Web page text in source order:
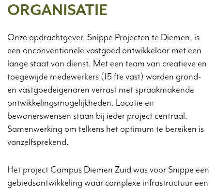
ORGANISATIE
Onze opdrachtgever, Snippe Projecten te Diemen, is
een onconventionele vastgoed ontwikkelaar met een
lange staat van dienst. Met een team van creatieve en
toegewijde medewerkers (15 fte vast) worden grond-
en vastgoedeigenaren verrast met spraakmakende
ontwikkelingsmogelijkheden. Locatie en
bewonerswensen staan bij ieder project centraal.
Samenwerking om telkens het optimum te bereiken is
vanzelfsprekend.
Het project Campus Diemen Zuid was voor Snippe een
gebiedsontwikkeling waar complexe infrastructuur een